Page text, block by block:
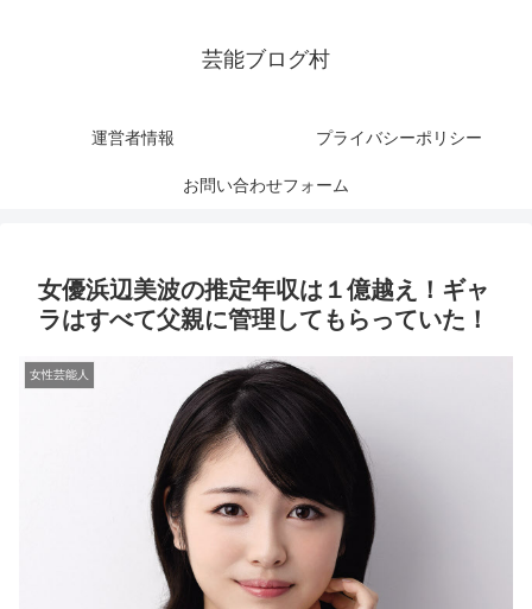
芸能ブログ村
運営者情報 プライバシーポリシー
お問い合わせフォーム
女優浜辺美波の推定年収は１億越え！ギャ
ラはすべて父親に管理してもらっていた！
女性芸能人